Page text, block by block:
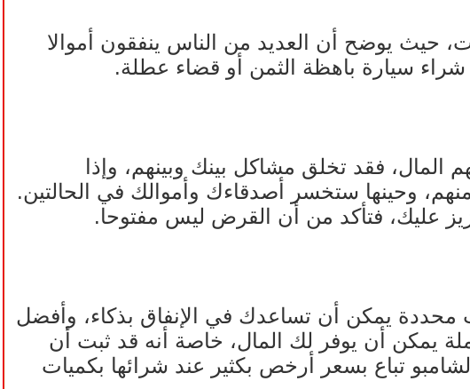
حيث يوضح أن العديد من الناس ينفقون أموالا
سيارة باهظة الثمن أو قضاء عطلة.
المال، فقد تخلق مشاكل بينك وبينهم، وإذا
وحينها ستخسر أصدقاءك وأموالك في الحالتين.
عليك، فتأكد من أن القرض ليس مفتوحا.
محددة يمكن أن تساعدك في الإنفاق بذكاء، وأفضل
يمكن أن يوفر لك المال، خاصة أنه قد ثبت أن
تباع بسعر أرخص بكثير عند شرائها بكميات